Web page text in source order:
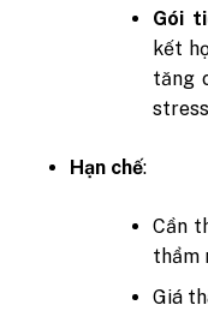
Gói
kết
tăng
Hạn chế:
Cần
thẩm
Giá